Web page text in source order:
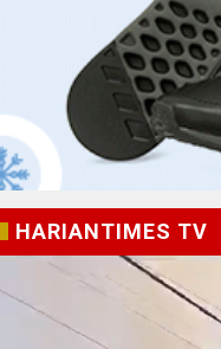
HARIANTIMES TV